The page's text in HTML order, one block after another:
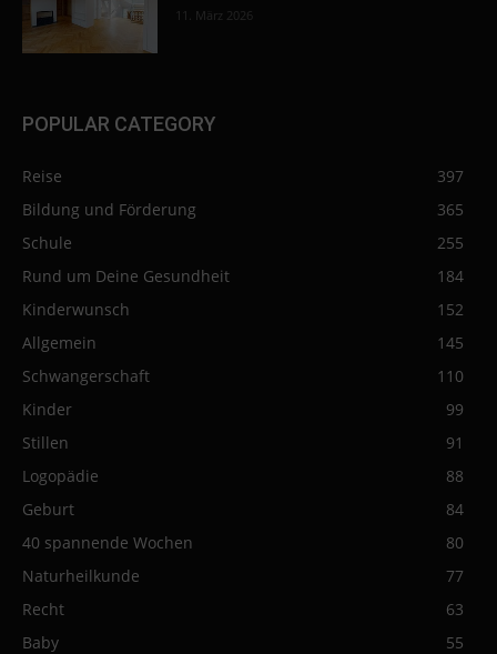
11. März 2026
POPULAR CATEGORY
Reise
397
Bildung und Förderung
365
Schule
255
Rund um Deine Gesundheit
184
Kinderwunsch
152
Allgemein
145
Schwangerschaft
110
Kinder
99
Stillen
91
Logopädie
88
Geburt
84
40 spannende Wochen
80
Naturheilkunde
77
Recht
63
Baby
55